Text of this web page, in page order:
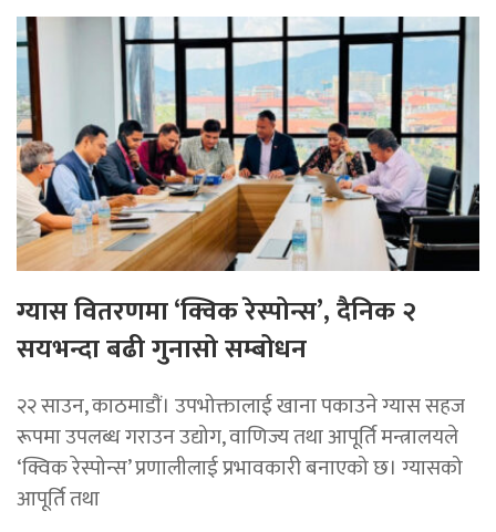
ग्यास वितरणमा ‘क्विक रेस्पोन्स’, दैनिक २
सयभन्दा बढी गुनासो सम्बोधन
२२ साउन, काठमाडाैं। उपभोक्तालाई खाना पकाउने ग्यास सहज
रूपमा उपलब्ध गराउन उद्योग, वाणिज्य तथा आपूर्ति मन्त्रालयले
‘क्विक रेस्पोन्स’ प्रणालीलाई प्रभावकारी बनाएको छ। ग्यासको
आपूर्ति तथा